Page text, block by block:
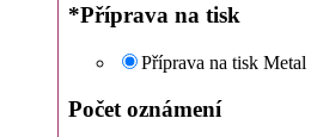
*Příprava na tisk
Příprava na tisk Metal
Počet oznámení